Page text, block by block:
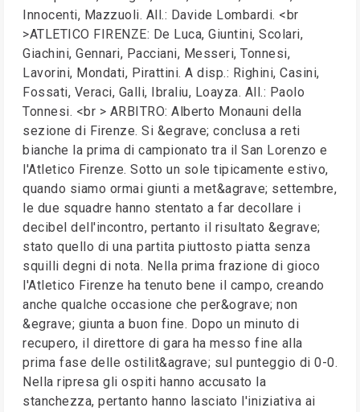
Innocenti, Mazzuoli. All.: Davide Lombardi. <br
>ATLETICO FIRENZE: De Luca, Giuntini, Scolari,
Giachini, Gennari, Pacciani, Messeri, Tonnesi,
Lavorini, Mondati, Pirattini. A disp.: Righini, Casini,
Fossati, Veraci, Galli, Ibraliu, Loayza. All.: Paolo
Tonnesi. <br > ARBITRO: Alberto Monauni della
sezione di Firenze. Si &egrave; conclusa a reti
bianche la prima di campionato tra il San Lorenzo e
l'Atletico Firenze. Sotto un sole tipicamente estivo,
quando siamo ormai giunti a met&agrave; settembre,
le due squadre hanno stentato a far decollare i
decibel dell'incontro, pertanto il risultato &egrave;
stato quello di una partita piuttosto piatta senza
squilli degni di nota. Nella prima frazione di gioco
l'Atletico Firenze ha tenuto bene il campo, creando
anche qualche occasione che per&ograve; non
&egrave; giunta a buon fine. Dopo un minuto di
recupero, il direttore di gara ha messo fine alla
prima fase delle ostilit&agrave; sul punteggio di 0-0.
Nella ripresa gli ospiti hanno accusato la
stanchezza, pertanto hanno lasciato l'iniziativa ai